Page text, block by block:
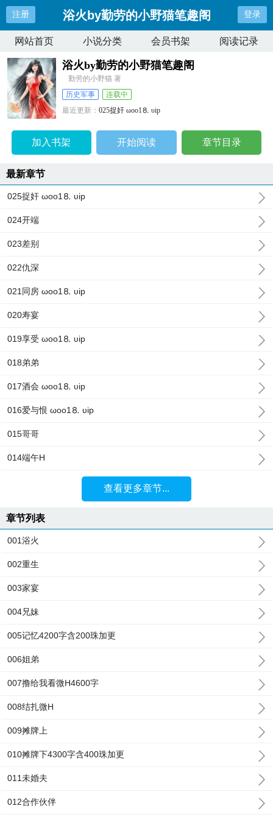
注册 浴火by勤劳的小野猫笔趣阁 登录
网站首页 小说分类 会员书架 阅读记录
浴火by勤劳的小野猫笔趣阁
勤劳的小野猫 著
历史军事
连载中
最近更新：025捉奸 ωoо1⒏ υip
加入书架 开始阅读 章节目录
最新章节
025捉奸 ωoо1⒏ υip
024开端
023差别
022仇深
021同房 ωoо1⒏ υip
020寿宴
019享受 ωoо1⒏ υip
018弟弟
017酒会 ωoо1⒏ υip
016爱与恨 ωoо1⒏ υip
015哥哥
014端午H
查看更多章节...
章节列表
001浴火
002重生
003家宴
004兄妹
005记忆4200字含200珠加更
006姐弟
007撸给我看微H4600字
008结扎微H
009摊牌上
010摊牌下4300字含400珠加更
011未婚夫
012合作伙伴